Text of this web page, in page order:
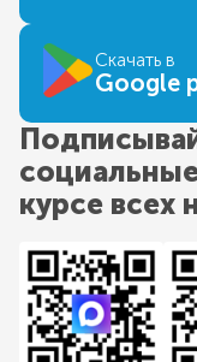
Скачать в
Google
курсе всех